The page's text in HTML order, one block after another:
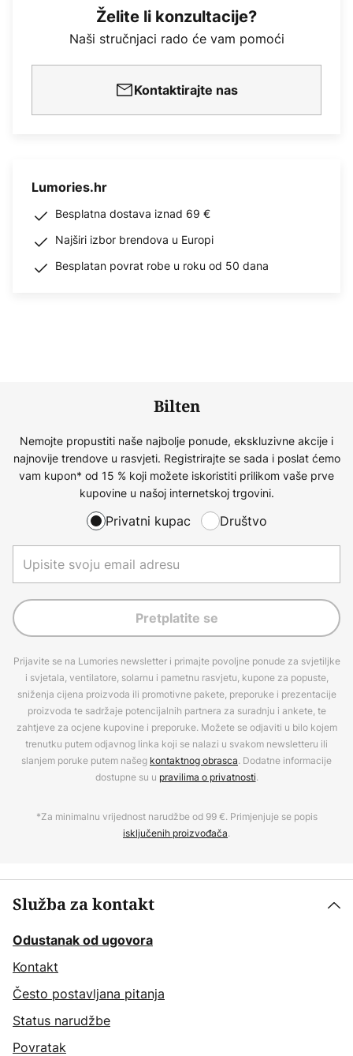
Želite li konzultacije?
Naši stručnjaci rado će vam pomoći
Kontaktirajte nas
Lumories.hr
Besplatna dostava iznad 69 €
Najširi izbor brendova u Europi
Besplatan povrat robe u roku od 50 dana
Bilten
Nemojte propustiti naše najbolje ponude, ekskluzivne akcije i
najnovije trendove u rasvjeti. Registrirajte se sada i poslat ćemo
vam kupon* od 15 % koji možete iskoristiti prilikom vaše prve
kupovine u našoj internetskoj trgovini.
Privatni kupac Društvo
Pretplatite se
Prijavite se na Lumories newsletter i primajte povoljne ponude za svjetiljke
i svjetala, ventilatore, solarnu i pametnu rasvjetu, kupone za popuste,
sniženja cijena proizvoda ili promotivne pakete, preporuke i prezentacije
proizvoda te sadržaje potencijalnih partnera za suradnju i ankete, te
zahtjeve za ocjene kupovine i preporuke. Možete se odjaviti u bilo kojem
trenutku putem odjavnog linka koji se nalazi u svakom newsletteru ili
slanjem poruke putem našeg kontaktnog obrasca. Dodatne informacije
dostupne su u pravilima o privatnosti.
*Za minimalnu vrijednost narudžbe od 99 €. Primjenjuje se popis
isključenih proizvođača.
Služba za kontakt
Odustanak od ugovora
Kontakt
Često postavljana pitanja
Status narudžbe
Povratak